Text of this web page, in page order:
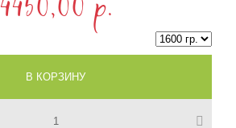
4450,00 p.